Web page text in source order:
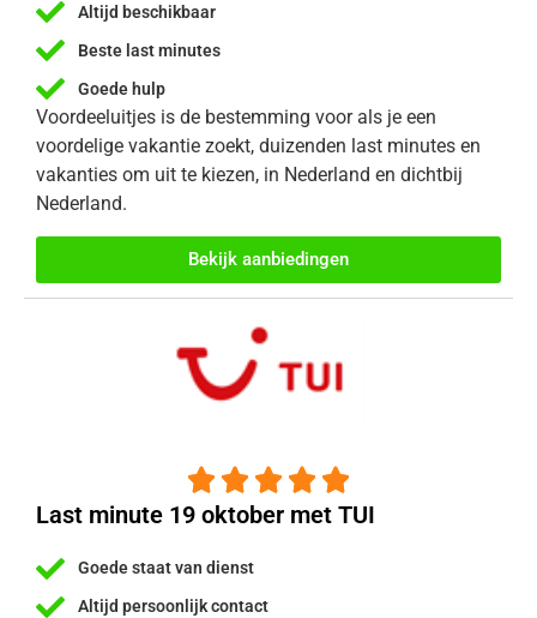
Altijd beschikbaar
Beste last minutes
Goede hulp
Voordeeluitjes is de bestemming voor als je een
voordelige vakantie zoekt, duizenden last minutes en
vakanties om uit te kiezen, in Nederland en dichtbij
Nederland.
Bekijk aanbiedingen
    
Last minute 19 oktober met TUI
Goede staat van dienst
Altijd persoonlijk contact